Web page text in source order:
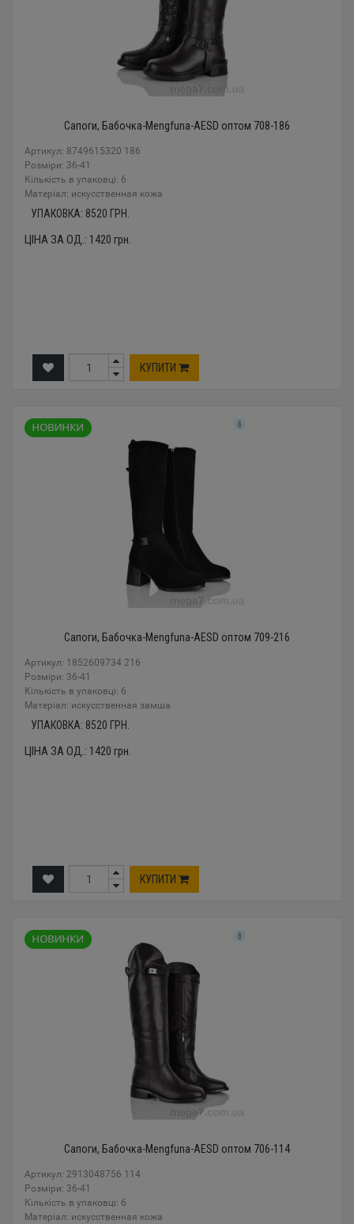
Сапоги, Бабочка-Mengfuna-AESD оптом 708-186
Артикул: 8749615320 186
Розміри: 36-41
Кількість в упаковці: 6
Mатеріал: искусственная кожа
УПАКОВКА: 8520 ГРН.
ЦІНА ЗА ОД.: 1420 грн.
КУПИТИ
Сапоги, Бабочка-Mengfuna-AESD оптом 709-216
Артикул: 1852609734 216
Розміри: 36-41
Кількість в упаковці: 6
Mатеріал: искусственная замша
УПАКОВКА: 8520 ГРН.
ЦІНА ЗА ОД.: 1420 грн.
КУПИТИ
Сапоги, Бабочка-Mengfuna-AESD оптом 706-114
Артикул: 2913048756 114
Розміри: 36-41
Кількість в упаковці: 6
Mатеріал: искусственная кожа